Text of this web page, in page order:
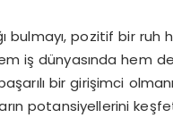
pozitif bir ruh
iş dünyasında hem
bir girişimci
potansiyellerini